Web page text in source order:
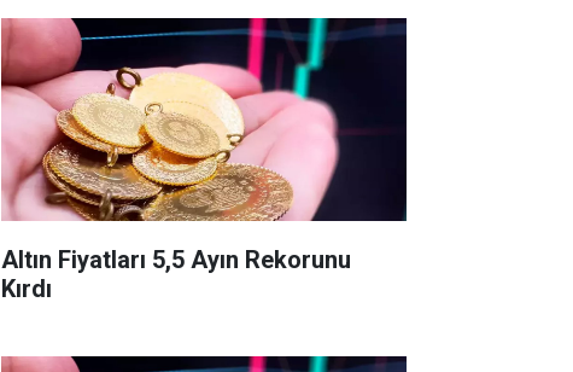
Altın Fiyatları 5,5 Ayın Rekorunu
Kırdı